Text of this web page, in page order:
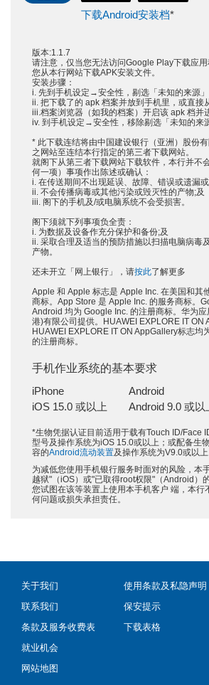
下载Android安装档*
版本:1.1.7
请注意，仅当您无法访问Google Play下载应
您从本行网站下载APK安装文件。
安装步骤：
i. 先到手机设定→安全性，剔选「未知的来源」
ii. 把下载了的 apk 档案并放到手机里，或直接
iii.档案浏览器（如我的档案）开启该 apk 档并
iv. 到手机设定→安全性，移除剔选「未知的来
* 此下载连结将由中国建设银行（亚洲）股份有
之网站至连结本行指定的第三者下载网站。
就阁下从第三者下载网站下载软件，本行并不
何一项）事项作出陈述或确认：
i. 在传送期间不出现延误、故障、错误或遗漏
ii. 不会传播病毒或其他污染或毁灭性的产物;及
iii. 阁下的手机及/或电脑系统不会受损害。
阁下须就下列事项负全责：
i. 为数据及设备作充分保护和备份;及
ii. 采取合理及适当的预防措施以扫描电脑病毒
产物。
还未开立「网上银行」，请按此了解更多
Apple 和 Apple 标志是 Apple Inc. 在美国和其
商标。App Store 是 Apple Inc. 的服务商标。
Android 均为 Google Inc. 的注册商标。华为
港)有限公司提供。HUAWEI EXPLORE IT ON
HUAWEI EXPLORE IT ON AppGallery标志均
的注册商标。
手机作业系统的基本要求
iPhone
iOS 15.0 或以上
Android
Android 9.0 或以
*生物凭据认证目前适用于载有Touch ID/Face
型号及操作系统为iOS 15.0或以上；或配备生
容的Android流动装置及操作系统为V9.0或以上
为减低您使用手机银行服务时面对的风险，本
越狱"（iOS）或"已取得root权限"（Android）
您试图在该等装置上使用本手机客户 端，本行
何问题或损失承担责任。
关于我们
联系我们
条款及服务收费表
就业机会
网站地图
使用条款及私隐声明
保安提示
下载表格